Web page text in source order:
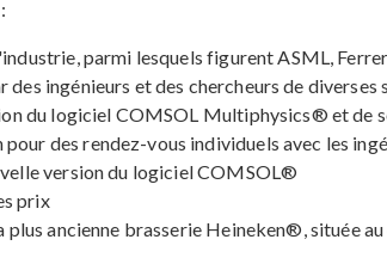
parmi lesquels figurent ASML,
des ingénieurs et des chercheurs de diverses
du logiciel COMSOL Multiphysics® et de
des rendez-vous individuels avec les
version du logiciel COMSOL®
prix
plus ancienne brasserie Heineken®, située